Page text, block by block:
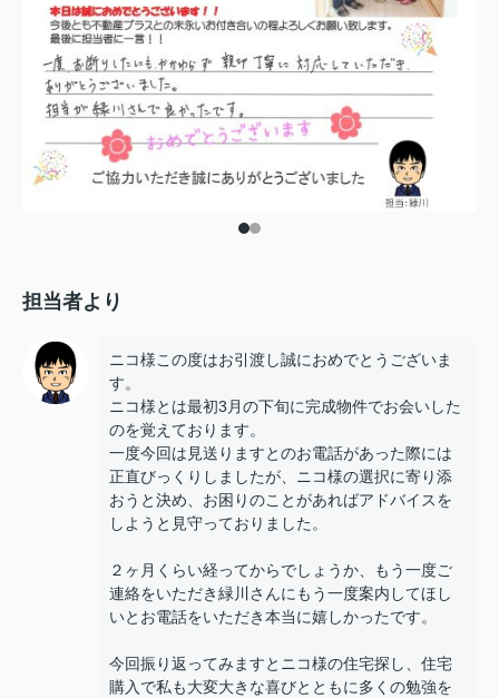
担当者より
ニコ様この度はお引渡し誠におめでとうございま
す。
ニコ様とは最初3月の下旬に完成物件でお会いした
のを覚えております。
一度今回は見送りますとのお電話があった際には
正直びっくりしましたが、ニコ様の選択に寄り添
おうと決め、お困りのことがあればアドバイスを
しようと見守っておりました。
２ヶ月くらい経ってからでしょうか、もう一度ご
連絡をいただき緑川さんにもう一度案内してほし
いとお電話をいただき本当に嬉しかったです。
今回振り返ってみますとニコ様の住宅探し、住宅
購入で私も大変大きな喜びとともに多くの勉強を